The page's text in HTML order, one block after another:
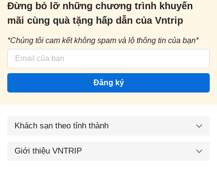
Đừng bỏ lỡ những chương trình khuyến
mãi cùng quà tặng hấp dẫn của Vntrip
*Chúng tôi cam kết không spam và lộ thông tin của bạn*
Đăng ký
Khách sạn theo tỉnh thành
Giới thiệu VNTRIP